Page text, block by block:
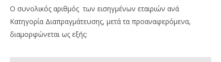
Ο συνολικός αριθμός των εισηγμένων εταιριών ανά
Κατηγορία Διαπραγμάτευσης, μετά τα προαναφερόμενα,
διαμορφώνεται ως εξής: